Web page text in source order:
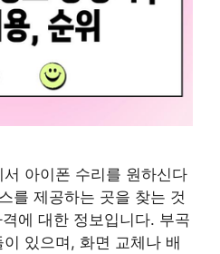
아이폰 수리를 원하신다
를 제공하는 곳을 찾는 것
에 대한 정보입니다. 부곡
있으며, 화면 교체나 배